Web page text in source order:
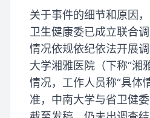
关于事件的细节和原因
卫生健康委已成立联合
情况依规依纪依法开展
大学湘雅医院（下称“湘
情况，工作人员称“具体
准，中南大学与省卫健委